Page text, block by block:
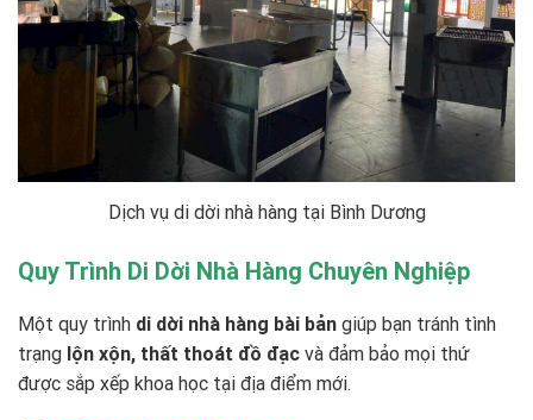
Dịch vụ di dời nhà hàng tại Bình Dương
Quy Trình Di Dời Nhà Hàng Chuyên Nghiệp
Một quy trình di dời nhà hàng bài bản giúp bạn tránh tình
trạng lộn xộn, thất thoát đồ đạc và đảm bảo mọi thứ
được sắp xếp khoa học tại địa điểm mới.